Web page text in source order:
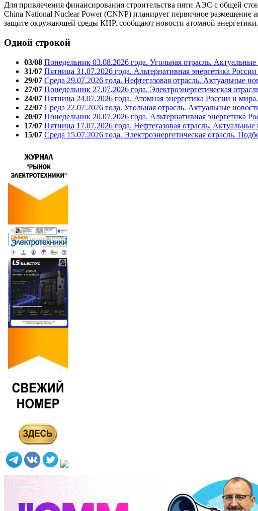
Для привлечения финансирования строительства пяти АЭС с общей
China National Nuclear Power (СNNP) планирует первичное
защите окружающей среды КНР, сообщают новости атомной
Одной строкой
03/08 Понедельник 03.08.2026 года. Угольная отрасль. Актуальные
31/07 Пятница 31.07.2026 года. Альтернативная энергетика
29/07 Среда 29.07.2026 года. Нефтегазовая отрасль. Актуальные
27/07 Понедельник 27.07.2026 года. Электроэнергетическая
24/07 Пятница 24.07.2026 года. Атомная энергетика России и
22/07 Среда 22.07.2026 года. Угольная отрасль. Актуальные
20/07 Понедельник 20.07.2026 года. Альтернативная энергетика
17/07 Пятница 17.07.2026 года. Нефтегазовая отрасль. Актуальные
15/07 Среда 15.07.2026 года. Электроэнергетическая отрасль.